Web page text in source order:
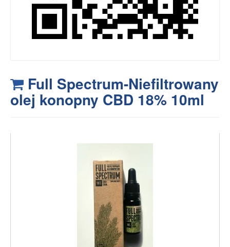
Full Spectrum-Niefiltrowany
olej konopny CBD 18% 10ml